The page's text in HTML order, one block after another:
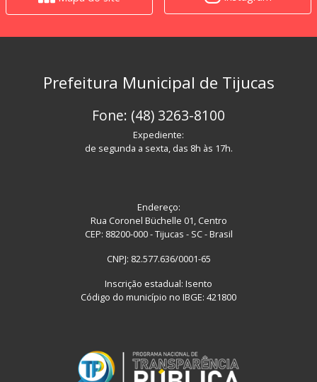
Prefeitura Municipal de Tijucas
Fone: (48) 3263-8100
Expediente:
de segunda a sexta, das 8h às 17h.
Endereço:
Rua Coronel Büchelle 01, Centro
CEP: 88200-000 - Tijucas - SC - Brasil
CNPJ: 82.577.636/0001-65
Inscrição estadual: Isento
Código do município no IBGE: 421800